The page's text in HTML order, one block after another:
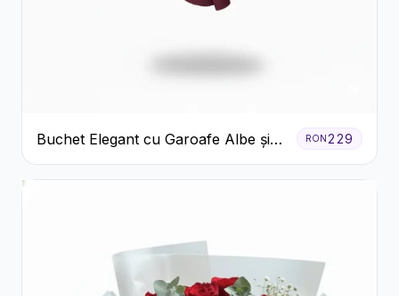
Buchet Elegant cu Garoafe Albe și
Eucalipt
RON 229